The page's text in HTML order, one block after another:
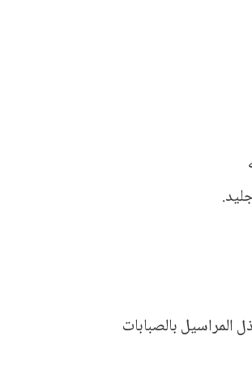
المراسيل بالصبابات